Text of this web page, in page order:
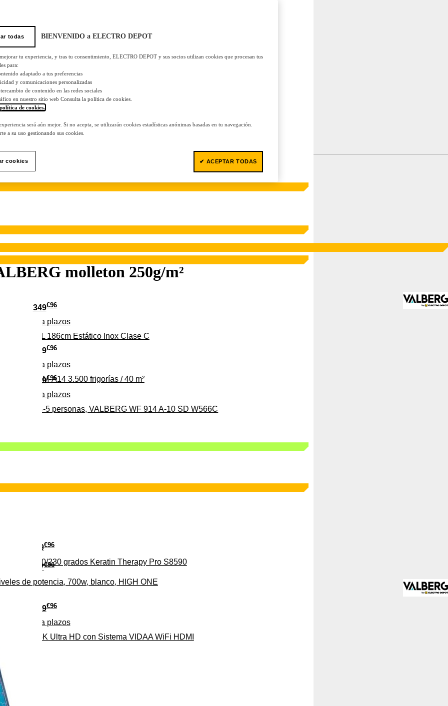
279€96
Pago a plazos
para 4-5 personas, VALBERG WF 914 A-10 SD W566C
349€96
Pago a plazos
315 C 315L 186cm Estático Inox Clase C
37€96
de potencia, 700w, blanco, HIGH ONE
369€96
Pago a plazos
CLIM-A14 3.500 frigorías / 40 m²
29€96
160/230 grados Keratin Therapy Pro S8590
279€96
Pago a plazos
EL 4K Ultra HD con Sistema VIDAA WiFi HDMI
molleton 250g/m²
todas BIENVENIDO a ELECTRO DEPOT
tu experiencia, y tras tu consentimiento, ELECTRO DEPOT y sus socios utilizan cookies que procesan tus
para:
adaptado a tus preferencias
y comunicaciones personalizadas
de contenido en las redes sociales
en nuestro sitio web Consulta la política de cookies.
de cookies.
será aún mejor. Si no acepta, se utilizarán cookies estadísticas anónimas basadas en tu navegación.
a su uso gestionando sus cookies.
cookies ✔ ACEPTAR TODAS